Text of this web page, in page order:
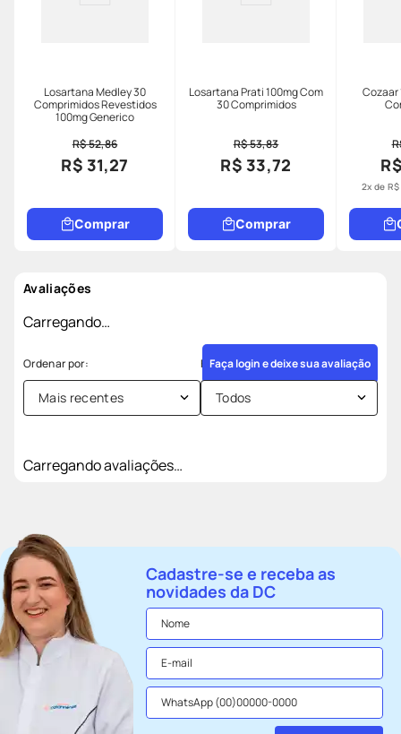
Losartana Medley 30
Comprimidos Revestidos
100mg Generico
R$ 52,86
R$ 31,27
Comprar
Losartana Prati 100mg Com
30 Comprimidos
R$ 53,83
R$ 33,72
Comprar
Cozaar
2x de R$
Avaliações
Carregando…
Faça login e deixe sua avaliação
Mais recentes Todos
Carregando avaliações…
Cadastre-se e receba as
novidades da DC